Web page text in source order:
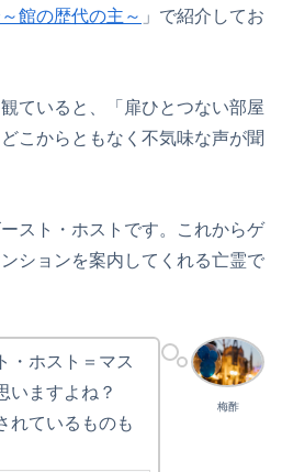
館の歴代の主～ 」で紹介してお
ていると、「扉ひとつない部屋
こからともなく不気味な声が聞
スト・ホストです。これからゲ
ションを案内してくれる亡霊で
梅酢
・ホスト＝マス
いますよね？
れているものも